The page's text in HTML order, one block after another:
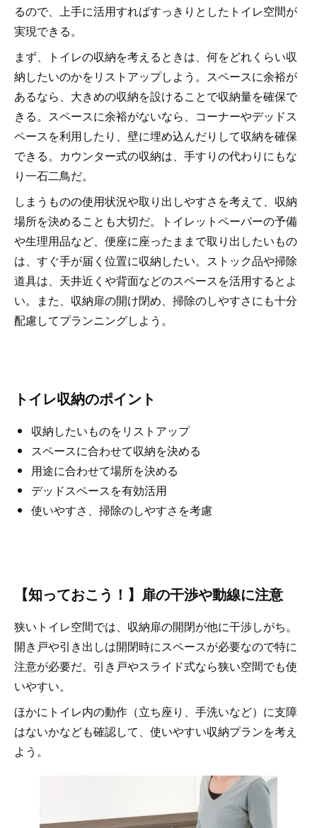
るので、上手に活用すればすっきりとしたトイレ空間が
実現できる。
まず、トイレの収納を考えるときは、何をどれくらい収
納したいのかをリストアップしよう。スペースに余裕が
あるなら、大きめの収納を設けることで収納量を確保で
きる。スペースに余裕がないなら、コーナーやデッドス
ペースを利用したり、壁に埋め込んだりして収納を確保
できる。カウンター式の収納は、手すりの代わりにもな
り一石二鳥だ。
しまうものの使用状況や取り出しやすさを考えて、収納
場所を決めることも大切だ。トイレットペーパーの予備
や生理用品など、便座に座ったままで取り出したいもの
は、すぐ手が届く位置に収納したい。ストック品や掃除
道具は、天井近くや背面などのスペースを活用するとよ
い。また、収納扉の開け閉め、掃除のしやすさにも十分
配慮してプランニングしよう。
トイレ収納のポイント
収納したいものをリストアップ
スペースに合わせて収納を決める
用途に合わせて場所を決める
デッドスペースを有効活用
使いやすさ、掃除のしやすさを考慮
【知っておこう！】扉の干渉や動線に注意
狭いトイレ空間では、収納扉の開閉が他に干渉しがち。
開き戸や引き出しは開閉時にスペースが必要なので特に
注意が必要だ。引き戸やスライド式なら狭い空間でも使
いやすい。
ほかにトイレ内の動作（立ち座り、手洗いなど）に支障
はないかなども確認して、使いやすい収納プランを考え
よう。